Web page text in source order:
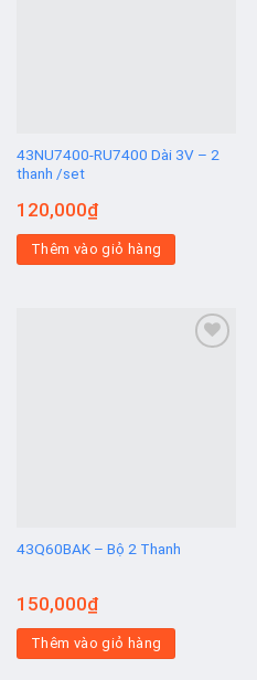
43NU7400-RU7400 Dài 3V – 2
thanh /set
120,000₫
Thêm vào giỏ hàng
43Q60BAK – Bộ 2 Thanh
150,000₫
Thêm vào giỏ hàng